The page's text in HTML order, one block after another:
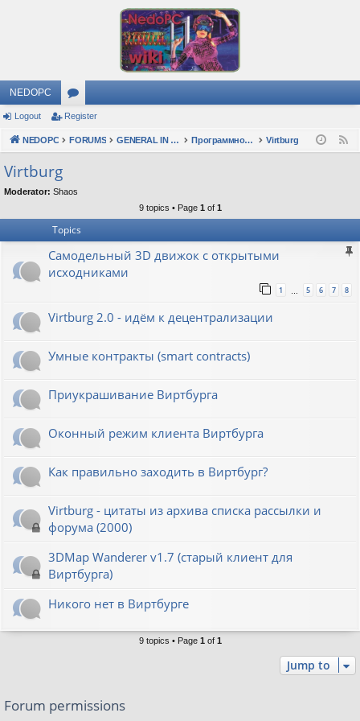
NEDOPC
or
u
s
Logout Register
NEDOPC FORUMS GENERAL IN RUSSIAN Программное обеспечение Virtburg
Virtburg
Moderator: Shaos
9 topics • Page 1 of 1
Topics
Самодельный 3D движок с открытыми
исходниками
1 … 5 6 7 8
Virtburg 2.0 - идём к децентрализации
Умные контракты (smart contracts)
Приукрашивание Виртбурга
Оконный режим клиента Виртбурга
Как правильно заходить в Виртбург?
Virtburg - цитаты из архива списка рассылки и
форума (2000)
3DMap Wanderer v1.7 (старый клиент для
Виртбурга)
Никого нет в Виртбурге
9 topics • Page 1 of 1
Jump to
Forum permissions